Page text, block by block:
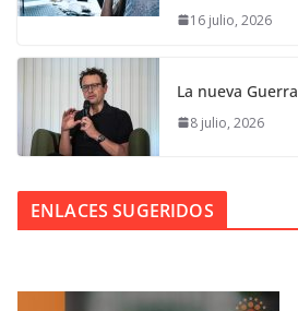
16 julio, 2026
La nueva
8 julio, 2026
ENLACES SUGERIDOS